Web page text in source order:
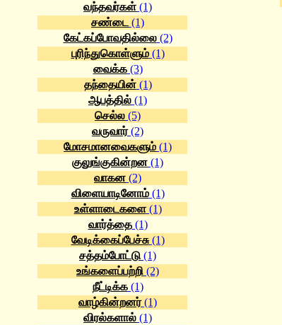
வந்தவர்கள் (1)
சண்டை (1)
கேட்கப்போவதில்லை(2)
புரிந்துகொள்ளும்(1)
வைக்க(3)
தந்தையின்(1)
ஆபத்தில் (1)
செல்ல (5)
வருவார்(2)
மோசமானவைகளும் (1)
குலுங்குகின்றன (1)
வாகன (2)
விளையாடினோம்(1)
உள்ளாடைகளை(1)
வார்த்தை(1)
வேடிக்கைப்பேச்சு(1)
சத்தம்போட்டு (1)
உங்களைப்பற்றி (2)
நீட்டிக்க(1)
வாழ்கின்றனர்(1)
விரல்களால் (1)